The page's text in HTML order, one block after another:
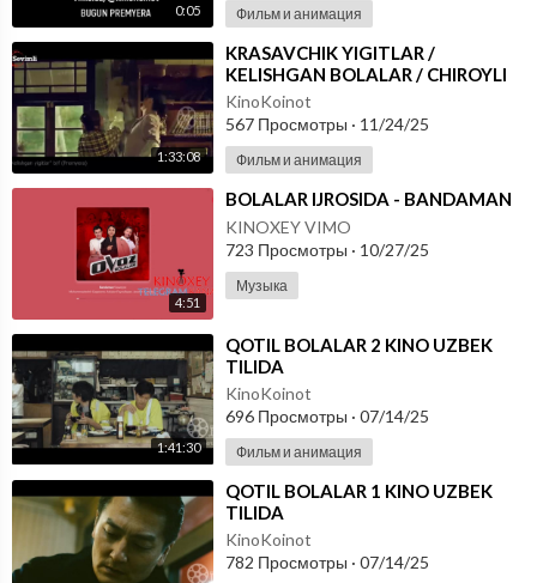
0:05 Фильм и анимация
1:33:08
⁣KRASAVCHIK YIGITLAR /
KELISHGAN BOLALAR / CHIROYLI
KO'RKAM YIGITLAR (KOREYA KINO
2025) UZBEK TI
KinoKoinot
567 Просмотры · 11/24/25
Фильм и анимация
4:51
⁣BOLALAR IJROSIDA - BANDAMAN
KINOXEY VIMO
723 Просмотры · 10/27/25
Музыка
1:41:30
⁣QOTIL BOLALAR 2 KINO UZBEK
TILIDA
KinoKoinot
696 Просмотры · 07/14/25
Фильм и анимация
⁣QOTIL BOLALAR 1 KINO UZBEK
TILIDA
KinoKoinot
782 Просмотры · 07/14/25